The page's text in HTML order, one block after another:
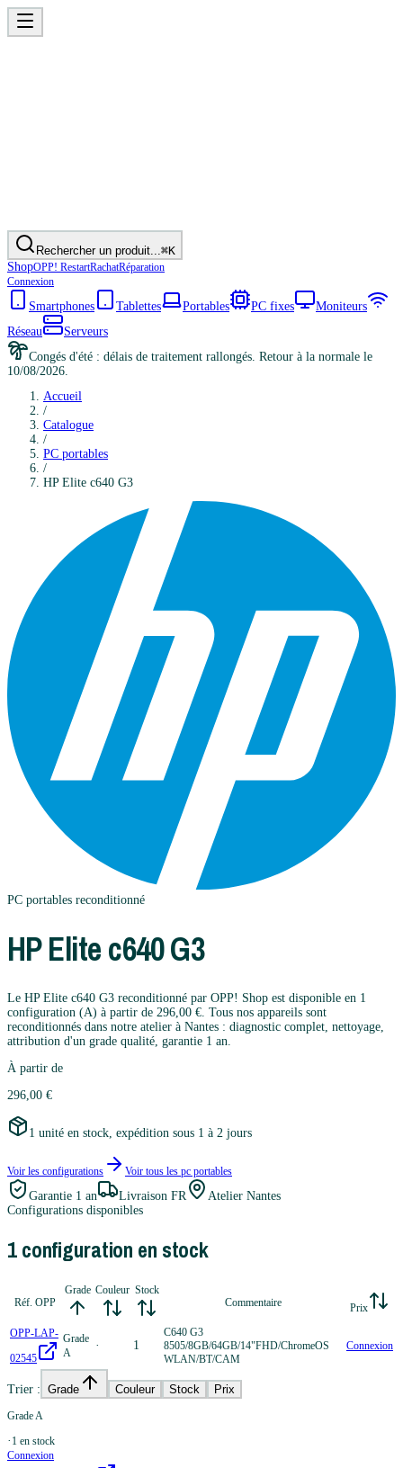
Rechercher un produit...⌘K
ShopOPP! RestartRachatRéparation
Connexion
Smartphones Tablettes Portables PC fixes
Moniteurs
Réseau
Serveurs
Congés d'été : délais de traitement rallongés. Retour à la normale le
10/08/2026.
Accueil
/
Catalogue
/
PC portables
/
HP Elite c640 G3
PC portables reconditionné
HPElite c640 G3
Le HP Elite c640 G3 reconditionné par OPP! Shop est disponible en 1
configuration (A) à partir de 296,00 €. Tous nos appareils sont
reconditionnés dans notre atelier à Nantes : diagnostic complet, nettoyage,
attribution d'un grade qualité, garantie 1 an.
À partir de
296,00 €
1 unité en stock, expédition sous 1 à 2 jours
Voir les configurations Voir tous les pc portables
Garantie 1 an Livraison FR
Atelier Nantes
Configurations disponibles
1configuration en stock
Réf. OPP
Grade Couleur Stock
Commentaire
Prix
OPP-LAP-
02545
Grade
A
· 1
C640 G3
8505/8GB/64GB/14"FHD/ChromeOS
WLAN/BT/CAM
Connexion
Trier : Grade Couleur Stock Prix
Grade A
· 1 en stock
Connexion